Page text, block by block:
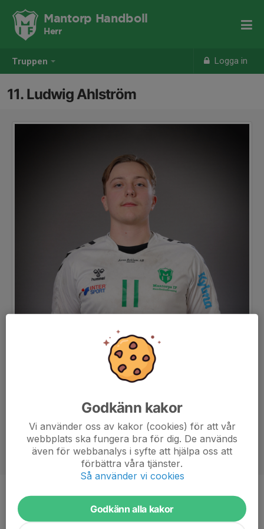
Truppen Logga in
Mantorp Handboll
Herr
11. Ludwig Ahlström
Position
Kantspelare
Ålder
23 år
Godkänn kakor
Vi använder oss av kakor (cookies) för att vår
webbplats ska fungera bra för dig. De används
även för webbanalys i syfte att hjälpa oss att
förbättra våra tjänster.
Så använder vi cookies
Godkänn alla kakor